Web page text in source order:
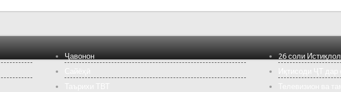
Ҷавонон
26 соли Истиқлол